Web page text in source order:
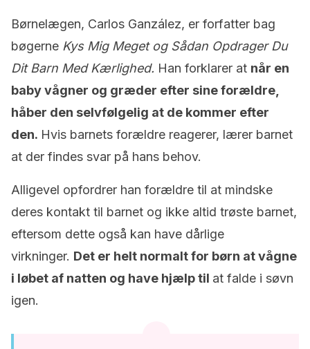
Børnelægen, Carlos Ganzález, er forfatter bag
bøgerne Kys Mig Meget og Sådan Opdrager Du
Dit Barn Med Kærlighed. Han forklarer at når en
baby vågner og græder efter sine forældre,
håber den selvfølgelig at de kommer efter
den. Hvis barnets forældre reagerer, lærer barnet
at der findes svar på hans behov.
Alligevel opfordrer han forældre til at mindske
deres kontakt til barnet og ikke altid trøste barnet,
eftersom dette også kan have dårlige
virkninger. Det er helt normalt for børn at vågne
i løbet af natten og have hjælp til at falde i søvn
igen.